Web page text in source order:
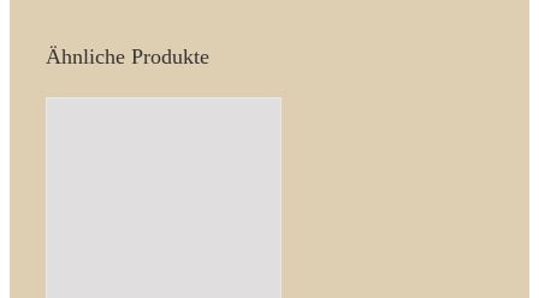
Ähnliche Produkte